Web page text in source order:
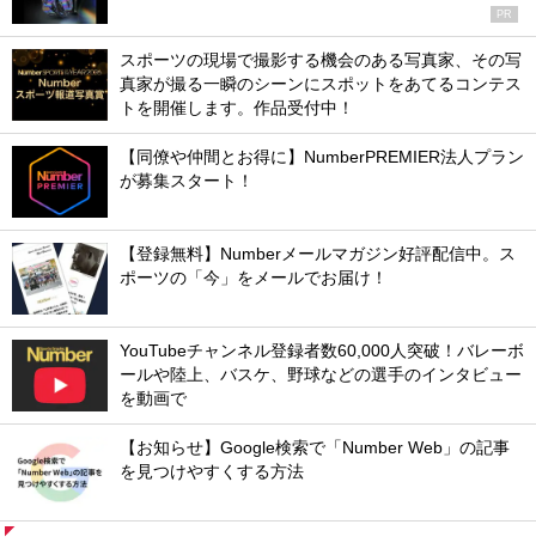
PR
スポーツの現場で撮影する機会のある写真家、その写
真家が撮る一瞬のシーンにスポットをあてるコンテス
トを開催します。作品受付中！
【同僚や仲間とお得に】NumberPREMIER法人プラン
が募集スタート！
【登録無料】Numberメールマガジン好評配信中。ス
ポーツの「今」をメールでお届け！
YouTubeチャンネル登録者数60,000人突破！バレーボ
ールや陸上、バスケ、野球などの選手のインタビュー
を動画で
【お知らせ】Google検索で「Number Web」の記事
を見つけやすくする方法